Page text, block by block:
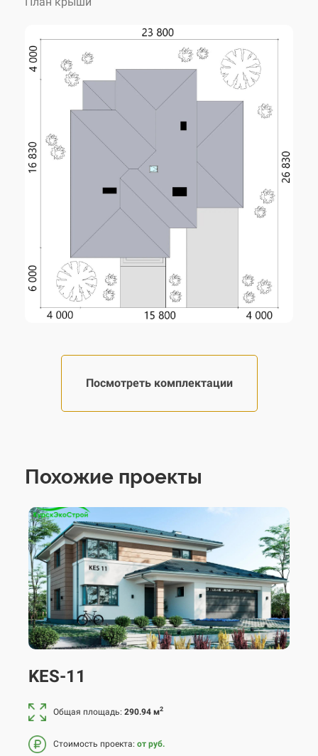
Фундамент монолитный ленточный
керамическая черепица
Посмотреть комплектации
Похожие проекты
KES-11
Общая площадь: 290.94 м2
Стоимость проекта: от руб.